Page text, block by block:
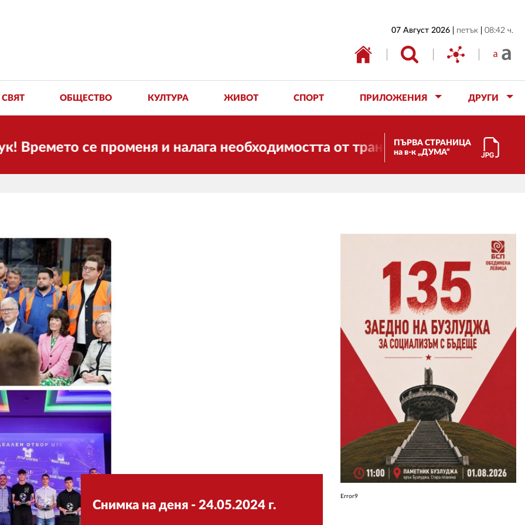
07 Август 2026 петък 08:42 ч.
СВЯТ ОБЩЕСТВО КУЛТУРА ЖИВОТ СПОРТ ПРИЛОЖЕНИЯ ДРУГИ
променя и налага необходимостта от трансформации. И ДУМА се
ПЪРВА СТРАНИЦА
на в-к „ДУМА“
Снимка на деня - 24.05.2024 г.
Error9
ИКОНОМИКА
ОБЩЕСТВО
АВТОРИ
РЕДАКЦИЯ
РЕКЛАМА
АБОНАМЕНТ
УСЛОВИЯ ЗА ПОЛЗВАНЕ
ПОЛИТИКА ЗА БИСКВИТКИТЕ
ПОЛИТИКАТА ЗА